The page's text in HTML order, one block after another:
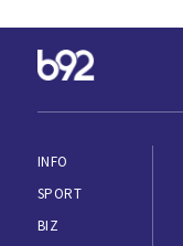
INFO
SPORT
BIZ